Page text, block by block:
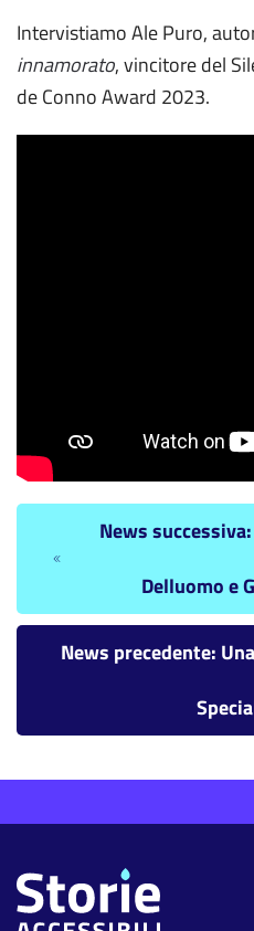
Intervistiamo Ale Puro,
innamorato, vincitore del
de Conno Award 2023.
News
Delluomo e
News precedente: